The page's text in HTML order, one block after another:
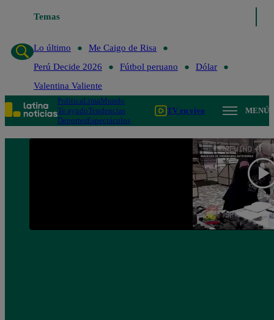
Temas
Lo último
Lo último
Me Caigo de Risa
Perú Decide 2026
Fútbol peruano
Dólar
Valentina Valiente
PolíticaLimaMundo
Te ayudoTendencias
DeportesEspectáculos
TV en vivo MENÚ